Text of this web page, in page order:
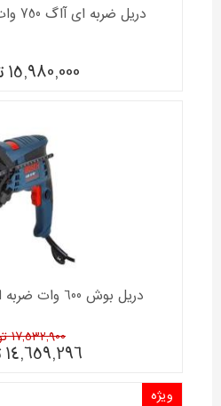
دریل ضربه ای آاگ 750 وات مدل sbe 750 rz
15,980,000
دریل بوش 600 وات ضربه ای مدل gsb 13 re
17,532,900 تومان
14,659,296
ویژه